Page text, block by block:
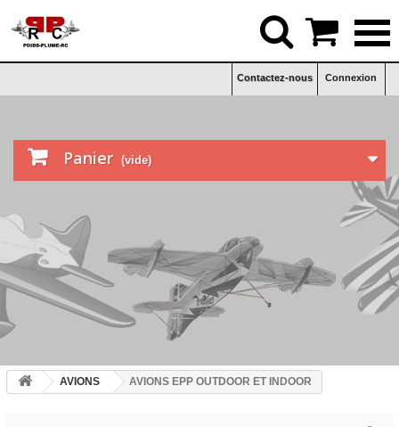
Connexion
Contactez-nous
Panier (vide)
AVIONS AVIONS EPP OUTDOOR ET INDOOR
 
